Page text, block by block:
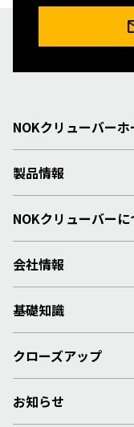
NOKクリューバーホ
製品情報
NOKクリューバーに
会社情報
基礎知識
クローズアップ
お知らせ